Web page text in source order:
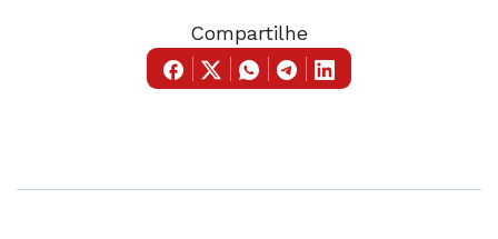
Compartilhe